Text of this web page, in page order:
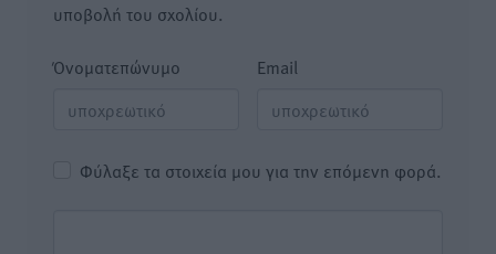
υποβολή του σχολίου.
Όνοματεπώνυμο Email
Φύλαξε τα στοιχεία μου για την επόμενη φορά.